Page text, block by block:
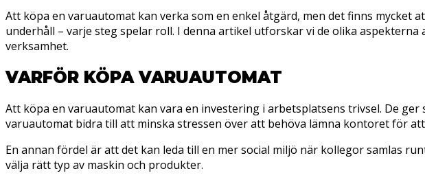
Att köpa en varuautomat kan verka som en enkel åtgärd, men det finns mycket
underhåll – varje steg spelar roll. I denna artikel utforskar vi de olika
verksamhet.
VARFÖR KÖPA VARUAUTOMAT
Att köpa en varuautomat kan vara en investering i arbetsplatsens trivsel. De
varuautomat bidra till att minska stressen över att behöva lämna kontoret för
En annan fördel är att det kan leda till en mer social miljö när kollegor samlas
välja rätt typ av maskin och produkter.